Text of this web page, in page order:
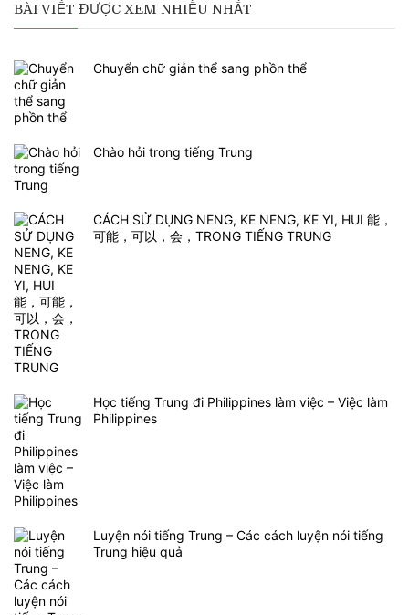
BÀI VIẾT ĐƯỢC XEM NHIỀU NHẤT
Chuyển chữ giản thể sang phồn thể
Chào hỏi trong tiếng Trung
CÁCH SỬ DỤNG NENG, KE NENG, KE YI, HUI 能，
可能，可以，会，TRONG TIẾNG TRUNG
Học tiếng Trung đi Philippines làm việc – Việc làm
Philippines
Luyện nói tiếng Trung – Các cách luyện nói tiếng
Trung hiệu quả